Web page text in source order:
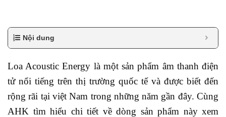
Nội dung
Loa Acoustic Energy là một sản phẩm âm thanh điện
tử nổi tiếng trên thị trường quốc tế và được biết đến
rộng rãi tại việt Nam trong những năm gần đây. Cùng
AHK tìm hiểu chi tiết về dòng sản phẩm này xem